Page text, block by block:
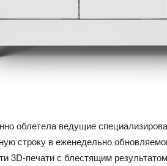
облетела ведущие
строку в еженедельно
3D-печати с блестящим результатом